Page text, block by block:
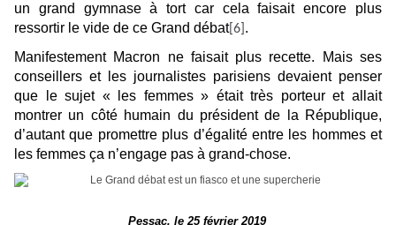
un grand gymnase à tort car cela faisait encore plus
ressortir le vide de ce Grand débat[6] .
Manifestement Macron ne faisait plus recette. Mais ses
conseillers et les journalistes parisiens devaient penser
que le sujet « les femmes » était très porteur et allait
montrer un côté humain du président de la République,
d’autant que promettre plus d’égalité entre les hommes et
les femmes ça n’engage pas à grand-chose.
Pessac, le 25 février 2019